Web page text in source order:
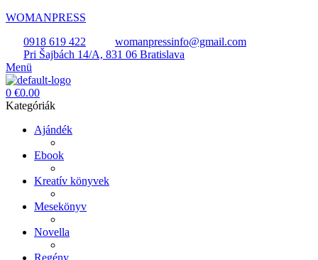
WOMANPRESS
0918 619 422
womanpressinfo@gmail.com
Pri Šajbách 14/A, 831 06 Bratislava
Menü
0 €0.00
Kategóriák
Ajándék
Ebook
Kreatív könyvek
Mesekönyv
Novella
Regény